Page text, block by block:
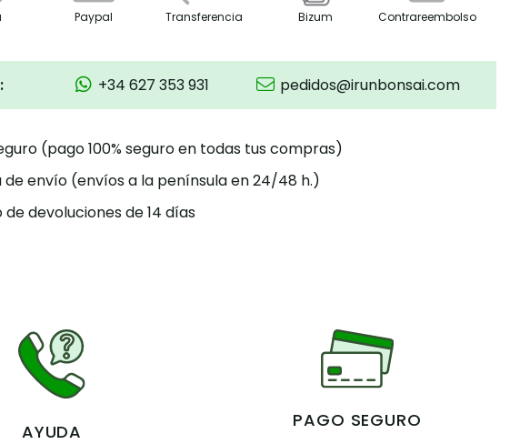
Paypal Transferencia Bizum Contrareembolso
+34 627 353 931 pedidos@irunbonsai.com
(pago 100% seguro en todas tus compras)
de envío (envíos a la península en 24/48 h.)
de devoluciones de 14 días
AYUDA
PAGO SEGURO